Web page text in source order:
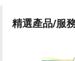
精選產品/服